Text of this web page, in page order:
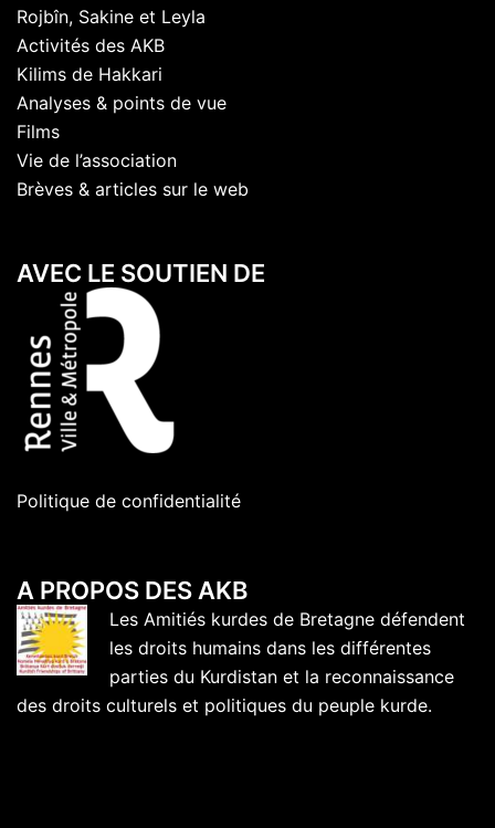
Rojbîn, Sakine et Leyla
Activités des AKB
Kilims de Hakkari
Analyses & points de vue
Films
Vie de l’association
Brèves & articles sur le web
AVEC LE SOUTIEN DE
Politique de confidentialité
A PROPOS DES AKB
Les Amitiés kurdes de Bretagne défendent
les droits humains dans les différentes
parties du Kurdistan et la reconnaissance
des droits culturels et politiques du peuple kurde.